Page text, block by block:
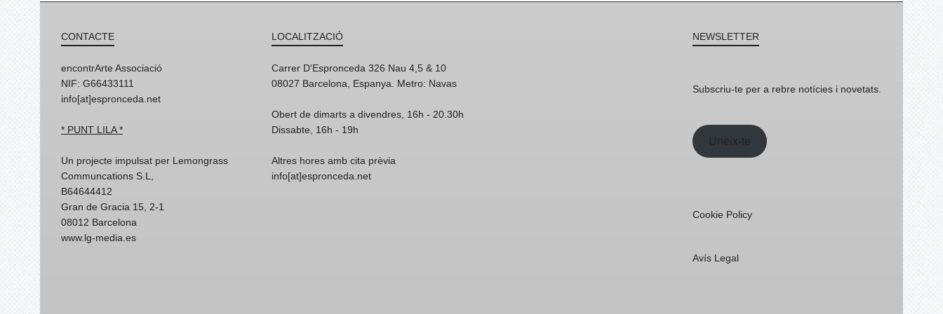
CONTACTE
encontrArte Associació
NIF: G66433111
info[at]espronceda.net
* PUNT LILA *
Un projecte impulsat per Lemongrass
Communcations S.L,
B64644412
Gran de Gracia 15, 2-1
08012 Barcelona
www.lg-media.es
LOCALITZACIÓ
Carrer D'Espronceda 326 Nau 4,5 & 10
08027 Barcelona, Espanya. Metro: Navas
Obert de dimarts a divendres, 16h - 20.30h
Dissabte, 16h - 19h
Altres hores amb cita prèvia
info[at]espronceda.net
NEWSLETTER
Subscriu-te per a rebre notícies i novetats.
Uneix-te
Cookie Policy
Avís Legal